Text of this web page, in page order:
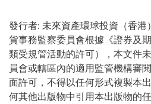
發行者: 未來資產環球投資（香
貨事務監察委員會根據《證券及
類受規管活動的許可），本文件
員會或轄區內的適用監管機構審
面許可，不得以任何形式複製本
何其他出版物中引用本出版物的任